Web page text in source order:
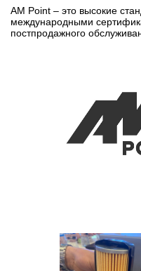
AM Point – это высокие
международными
постпродажного